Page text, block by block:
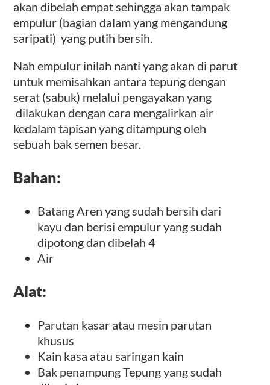
akan dibelah empat sehingga akan tampak
empulur (bagian dalam yang mengandung
saripati) yang putih bersih.
Nah empulur inilah nanti yang akan di parut
untuk memisahkan antara tepung dengan
serat (sabuk) melalui pengayakan yang
dilakukan dengan cara mengalirkan air
kedalam tapisan yang ditampung oleh
sebuah bak semen besar.
Bahan:
Batang Aren yang sudah bersih dari
kayu dan berisi empulur yang sudah
dipotong dan dibelah 4
Air
Alat:
Parutan kasar atau mesin parutan
khusus
Kain kasa atau saringan kain
Bak penampung Tepung yang sudah